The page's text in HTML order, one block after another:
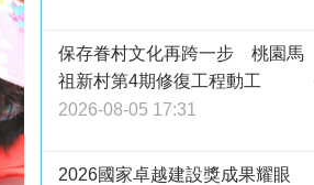
保存眷村文化再跨一步 桃園馬
祖新村第4期修復工程動工
2026-08-05 17:31
2026國家卓越建設獎成果耀眼